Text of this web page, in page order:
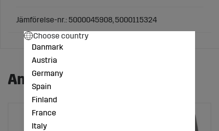
Jämförelse-nr.: 5000045908, 5000115324
Andra köpte även:
Choose country
Danmark
Austria
Germany
Spain
Finland
France
Italy